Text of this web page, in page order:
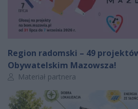
Region radomski – 49
Obywatelskim Mazowsza!
Autor artykułu:
Materiał partnera